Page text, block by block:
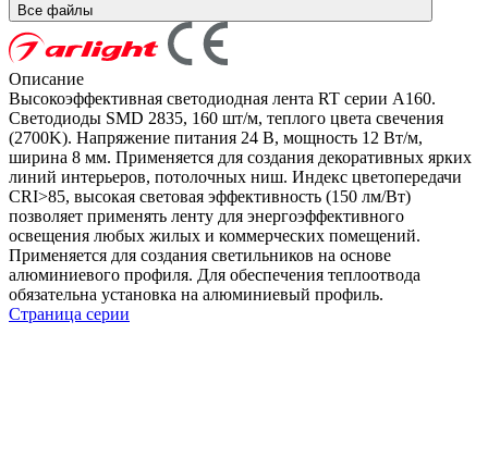
Все файлы
Описание
Высокоэффективная светодиодная лента RT серии A160.
Светодиоды SMD 2835, 160 шт/м, теплого цвета свечения
(2700K). Напряжение питания 24 В, мощность 12 Вт/м,
ширина 8 мм. Применяется для создания декоративных ярких
линий интерьеров, потолочных ниш. Индекс цветопередачи
CRI>85, высокая световая эффективность (150 лм/Вт)
позволяет применять ленту для энергоэффективного
освещения любых жилых и коммерческих помещений.
Применяется для создания светильников на основе
алюминиевого профиля. Для обеспечения теплоотвода
обязательна установка на алюминиевый профиль.
Страница серии